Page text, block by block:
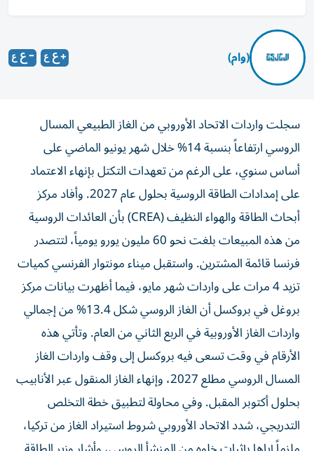
(وام)
سجلت واردات الاتحاد الأوروبي من الغاز الطبيعي المسال
الروسي ارتفاعاً بنسبة 14% خلال شهر يونيو الماضي على
أساس سنوي، على الرغم من تعهدات التكتل بإنهاء الاعتماد
على إمدادات الطاقة الروسية بحلول عام 2027. وأفاد مركز
أبحاث الطاقة والهواء النظيف (CREA) بأن العائدات الروسية
من هذه المبيعات بلغت نحو 60 مليون يورو يومياً، لتتصدر
فرنسا قائمة المشترين. واستقبل ميناء مونتوار الفرنسي كميات
تزيد 4 مرات على واردات شهر مايو، فيما أظهرت بيانات مركز
بروغل في بروكسل أن الغاز الروسي شكل 13.4% من إجمالي
واردات الغاز الأوروبية في الربع الثاني من العام. وتأتي هذه
الأرقام في وقت تسعى فيه بروكسل إلى وقف واردات الغاز
المسال الروسي مطلع 2027، وإنهاء الغاز المنقول عبر الأنابيب
بحلول أكتوبر المقبل. وفي محاولة لتطبيق خطة التخلص
التدريجي، شدد الاتحاد الأوروبي شروط استيراد الغاز من تركيا،